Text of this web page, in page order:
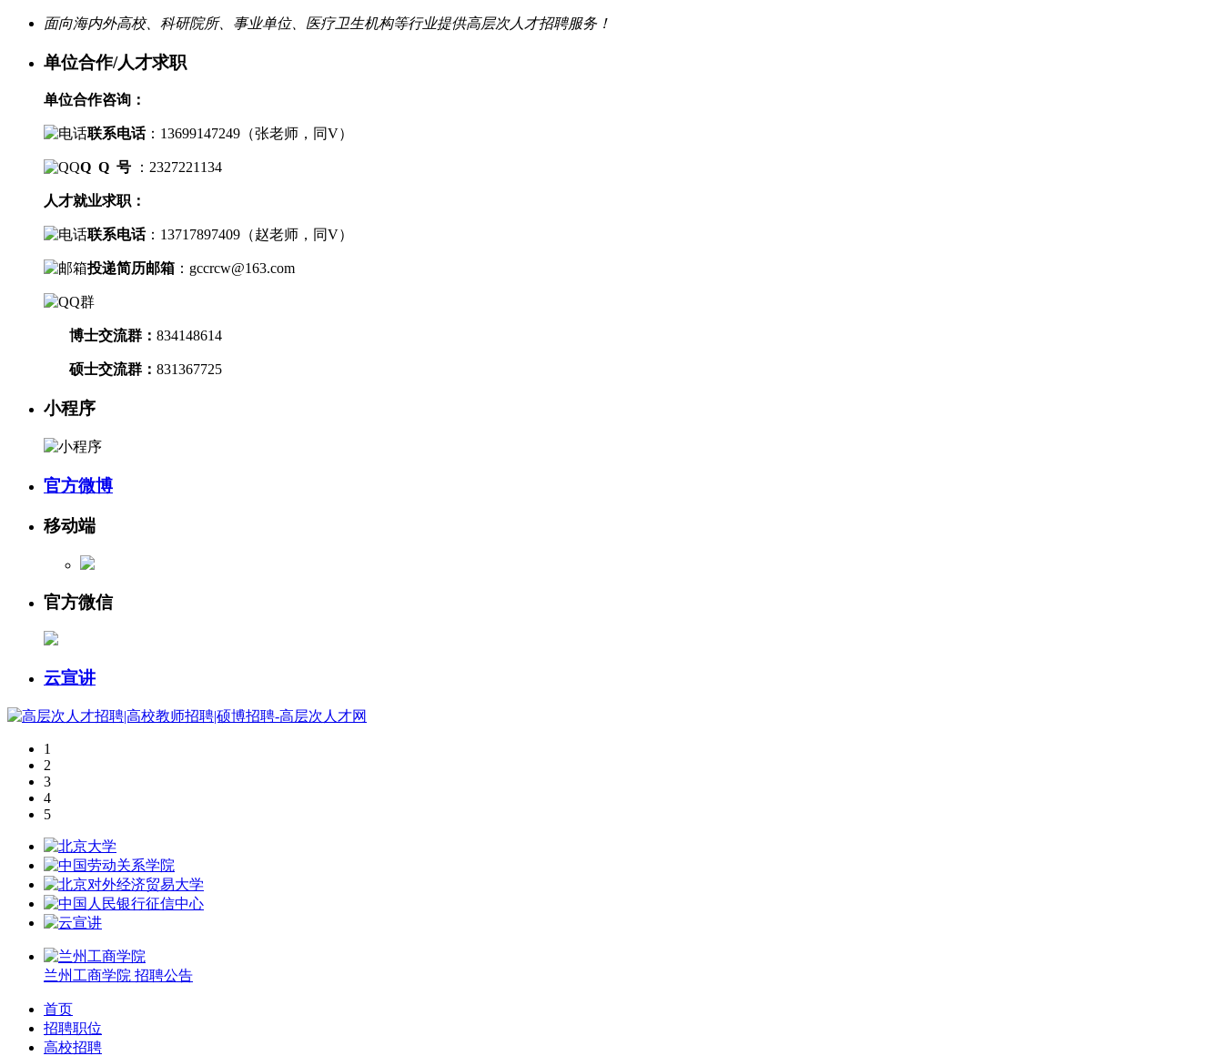
面向海内外高校、科研院所、事业单位、医疗卫生机构等行业提供高层次人才招聘服务！
单位合作/人才求职
单位合作咨询：
联系电话： 13699147249（张老师， 同V）
Q Q 号 ：2327221134
人才就业求职：
联系电话： 13717897409（赵老师， 同V）
投递简历邮箱 ： gccrcw@163.com
博士交流群 ： 834148614
硕士交流群： 831367725
小程序
官方微博
移动端
官方微信
云宣讲
1
2
3
4
5
兰州工商学院 招聘公告
首页
招聘职位
高校招聘